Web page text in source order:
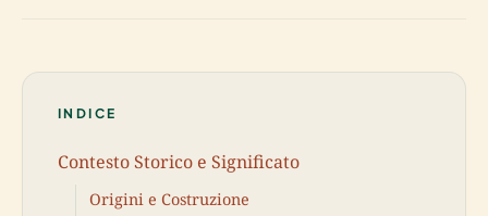
INDICE
Contesto Storico e Significato
Origini e Costruzione